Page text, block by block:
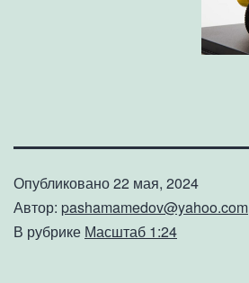
Опубликовано22 мая, 2024
Автор: pashamamedov@yahoo.com
В рубрике Масштаб 1:24